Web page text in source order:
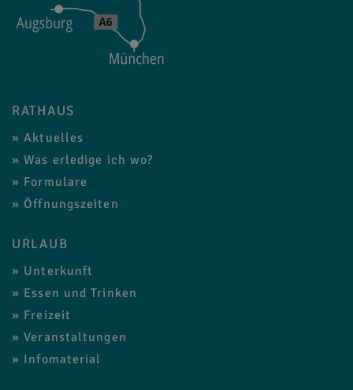
RATHAUS
Aktuelles
Was erledige ich wo?
Formulare
Öffnungszeiten
URLAUB
Unterkunft
Essen und Trinken
Freizeit
Veranstaltungen
Infomaterial